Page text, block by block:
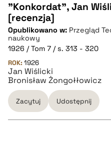
CZYSTY TEKST
pobierz cytat
BIBTEX
pobierz cytat
"Konkordat", Jan
[recenzja]
Opublikowano w: Przegląd
naukowy
1926 / Tom 7 / s. 313 - 320
ROK: 1926
Jan Wiślicki
Bronisław Żongołłowicz
Zacytuj Udostępnij